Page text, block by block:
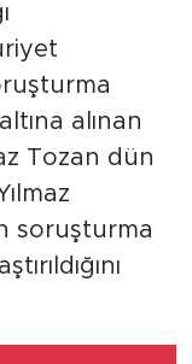
alınan
Tozan dün
soruşturma